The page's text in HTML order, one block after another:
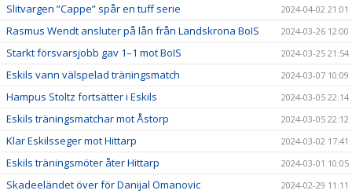
Slitvargen ”Cappe” spår en tuff serie 2024-04-02 21:01
Rasmus Wendt ansluter på lån från Landskrona BoIS 2024-03-26 12:00
Starkt försvarsjobb gav 1–1 mot BoIS 2024-03-25 21:54
Eskils vann välspelad träningsmatch 2024-03-07 10:09
Hampus Stoltz fortsätter i Eskils 2024-03-05 22:14
Eskils träningsmatchar mot Åstorp 2024-03-05 22:12
Klar Eskilsseger mot Hittarp 2024-03-02 17:41
Eskils träningsmöter åter Hittarp 2024-03-01 10:05
Skadeeländet över för Danijal Omanovic 2024-02-29 11:11